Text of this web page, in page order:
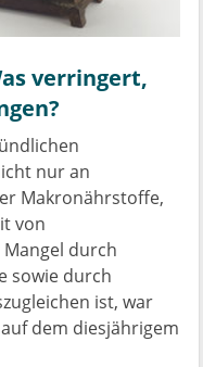
verringert,
nur an
Makronährstoffe,
von
durch
sowie durch
ist, war
dem diesjährigem